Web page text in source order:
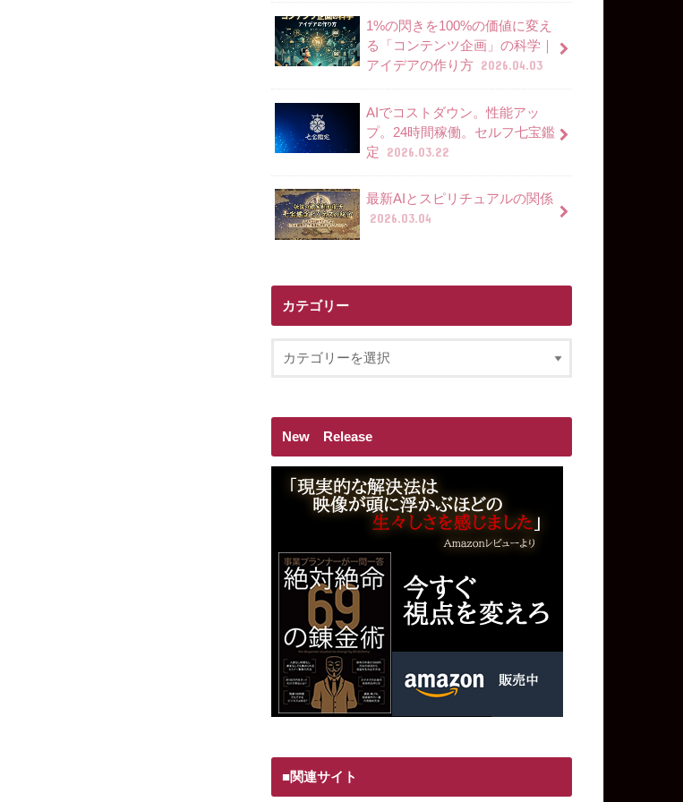
1%の閃きを100%の価値に変え
る「コンテンツ企画」の科学｜
アイデアの作り方 2026.04.03
AIでコストダウン。性能アッ
プ。24時間稼働。セルフ七宝鑑
定
2026.03.22
最新AIとスピリチュアルの関係
2026.03.04
カテゴリー
New Release
■関連サイト